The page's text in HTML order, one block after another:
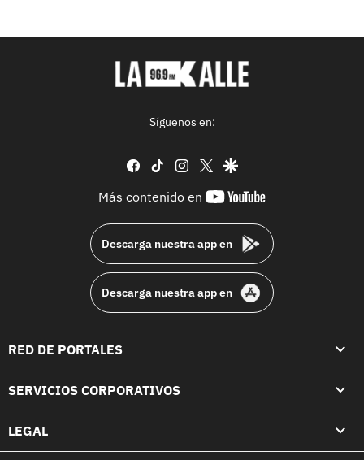
Síguenos en:
facebook
tiktok instagram
twittergoogle
Más contenido en
youtube-
Descarga nuestra app en
Descarga nuestra app en
RED DE PORTALES
SERVICIOS CORPORATIVOS
LEGAL